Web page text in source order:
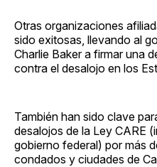
Otras organizaciones
sido exitosas, llevando al
Charlie Baker a firmar una
contra el desalojo en los
También han sido clave
desalojos de la Ley CARE
gobierno federal) por más
condados y ciudades de